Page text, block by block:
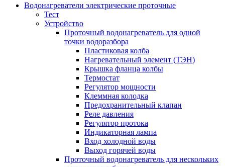
Водонагреватели электрические проточные
Тест
Устройство
Проточный водонагреватель для одной
точки водоразбора
Пластиковая колба
Нагревательный элемент (ТЭН)
Крышка фланца колбы
Термостат
Регулятор мощности
Клеммная колодка
Предохранительный клапан
Реле давления
Регулятор протока
Индикаторная лампа
Вход холодной воды
Выход горячей воды
Проточный водонагреватель для нескольких